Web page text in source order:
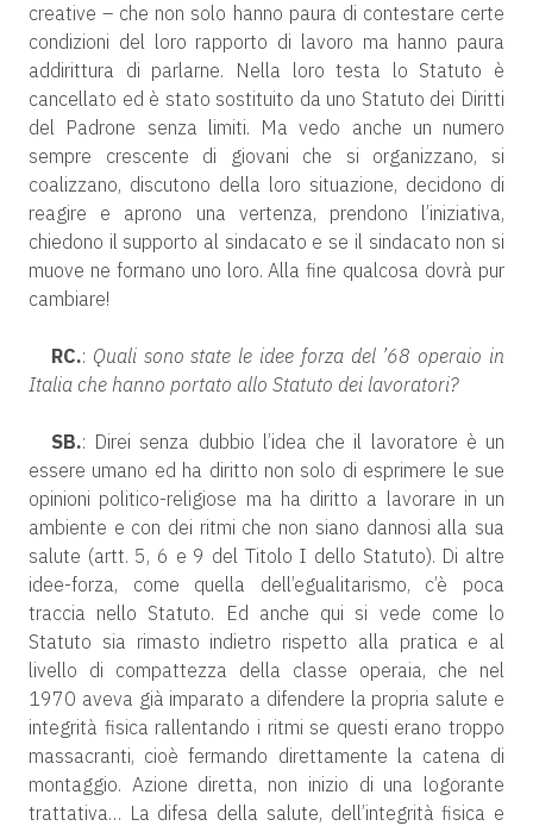
creative – che non solo hanno paura di contestare certe
condizioni del loro rapporto di lavoro ma hanno paura
addirittura di parlarne. Nella loro testa lo Statuto è
cancellato ed è stato sostituito da uno Statuto dei Diritti
del Padrone senza limiti. Ma vedo anche un numero
sempre crescente di giovani che si organizzano, si
coalizzano, discutono della loro situazione, decidono di
reagire e aprono una vertenza, prendono l’iniziativa,
chiedono il supporto al sindacato e se il sindacato non si
muove ne formano uno loro. Alla fine qualcosa dovrà pur
cambiare!
RC.: Quali sono state le idee forza del ’68 operaio in
Italia che hanno portato allo Statuto dei lavoratori?
SB.: Direi senza dubbio l’idea che il lavoratore è un
essere umano ed ha diritto non solo di esprimere le sue
opinioni politico-religiose ma ha diritto a lavorare in un
ambiente e con dei ritmi che non siano dannosi alla sua
salute (artt. 5, 6 e 9 del Titolo I dello Statuto). Di altre
idee-forza, come quella dell’egualitarismo, c’è poca
traccia nello Statuto. Ed anche qui si vede come lo
Statuto sia rimasto indietro rispetto alla pratica e al
livello di compattezza della classe operaia, che nel
1970 aveva già imparato a difendere la propria salute e
integrità fisica rallentando i ritmi se questi erano troppo
massacranti, cioè fermando direttamente la catena di
montaggio. Azione diretta, non inizio di una logorante
trattativa… La difesa della salute, dell’integrità fisica e